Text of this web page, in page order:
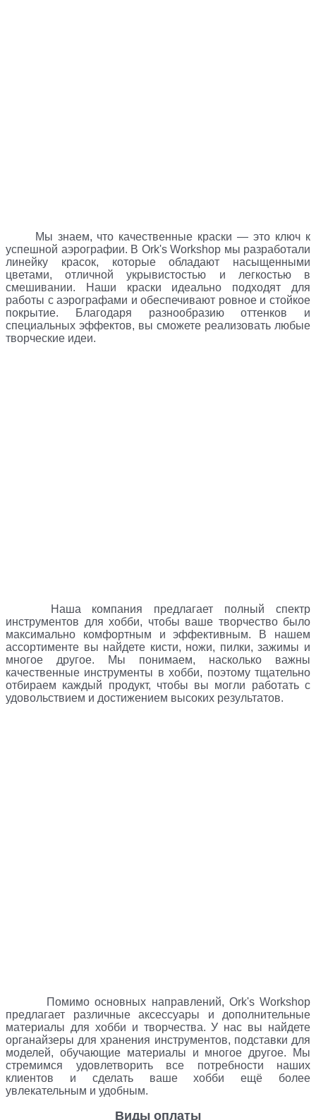
Мы знаем, что качественные краски — это ключ к
успешной аэрографии. В Ork's Workshop мы разработали
линейку красок, которые обладают насыщенными
цветами, отличной укрывистостью и легкостью в
смешивании. Наши краски идеально подходят для
работы с аэрографами и обеспечивают ровное и стойкое
покрытие. Благодаря разнообразию оттенков и
специальных эффектов, вы сможете реализовать любые
творческие идеи.
Наша компания предлагает полный спектр
инструментов для хобби, чтобы ваше творчество было
максимально комфортным и эффективным. В нашем
ассортименте вы найдете кисти, ножи, пилки, зажимы и
многое другое. Мы понимаем, насколько важны
качественные инструменты в хобби, поэтому тщательно
отбираем каждый продукт, чтобы вы могли работать с
удовольствием и достижением высоких результатов.
Помимо основных направлений, Ork's Workshop
предлагает различные аксессуары и дополнительные
материалы для хобби и творчества. У нас вы найдете
органайзеры для хранения инструментов, подставки для
моделей, обучающие материалы и многое другое. Мы
стремимся удовлетворить все потребности наших
клиентов и сделать ваше хобби ещё более
увлекательным и удобным.
Виды оплаты